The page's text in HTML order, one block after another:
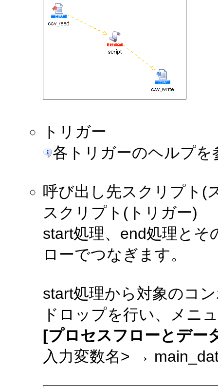
トリガー
各トリガーのヘルプ
呼び出し先スクリプト(
スクリプト(トリガー)
start処理、end処理と
ローでつなぎます。
start処理から対象のコ
ドロップを行い、メニ
[プロセスフローとデー
入力変数名> →